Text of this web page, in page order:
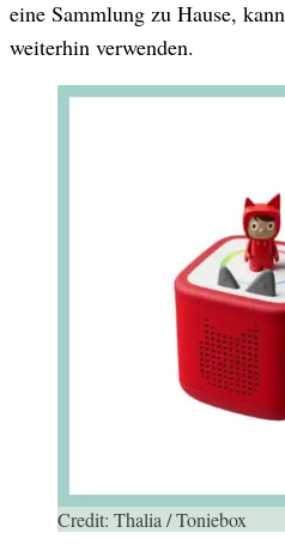
eine Sammlung zu Hause,
weiterhin verwenden.
Credit: Thalia / Toniebox